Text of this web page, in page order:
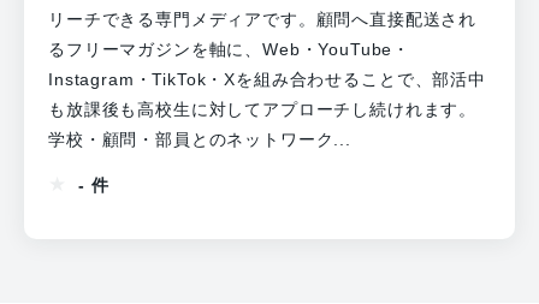
リーチできる専門メディアです。顧問へ直接配送され
るフリーマガジンを軸に、Web・YouTube・
Instagram・TikTok・Xを組み合わせることで、部活中
も放課後も高校生に対してアプローチし続けれます。
学校・顧問・部員とのネットワーク...
- 件